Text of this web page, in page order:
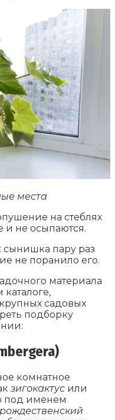
места
на стеблях
и не осыпаются.
сынишка пару раз
не поранило его.
материала
садовых
подборку
комнатное
зигокактус или
под именем
рождественский